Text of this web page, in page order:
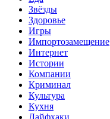
Звёзды
Здоровье
Игры
Импортозамещение
Интернет
Истории
Компании
Криминал
Культура
Кухня
Лайфхаки